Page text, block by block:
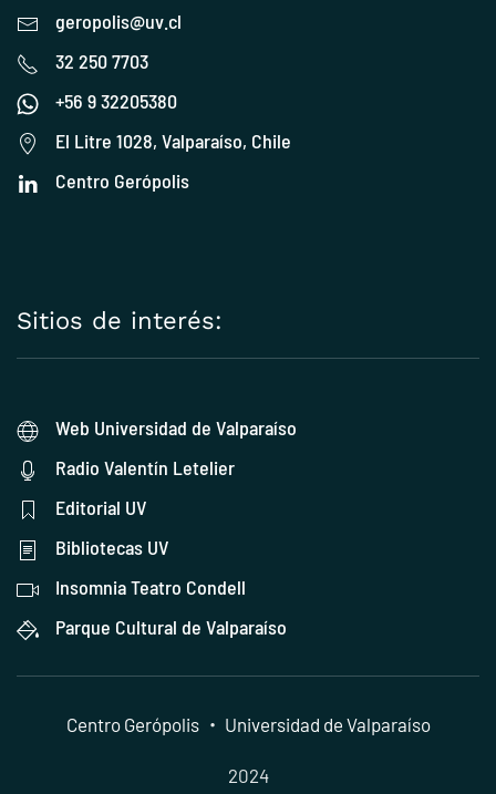
geropolis@uv.cl
32 250 7703
+56 9 32205380
El Litre 1028, Valparaíso, Chile
Centro Gerópolis
Sitios de interés:
Web Universidad de Valparaíso
Radio Valentín Letelier
Editorial UV
Bibliotecas UV
Insomnia Teatro Condell
Parque Cultural de Valparaíso
Centro Gerópolis ・ Universidad de Valparaíso
2024